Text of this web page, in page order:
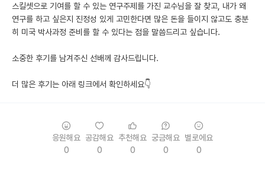
스킬셋으로 기여를 할 수 있는 연구주제를 가진 교수님을 잘 찾고, 내가 왜
연구를 하고 싶은지 진정성 있게 고민한다면 많은 돈을 들이지 않고도 충분
히 미국 박사과정 준비를 할 수 있다는 점을 말씀드리고 싶습니다.
소중한 후기를 남겨주신 선배께 감사드립니다.
더 많은 후기는 아래 링크에서 확인하세요👇
응원해요
0
공감해요
0
추천해요
0
궁금해요
0
별로에요
0